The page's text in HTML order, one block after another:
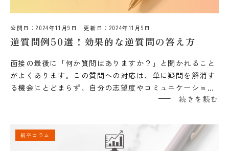
公開日：2024年11月9日 更新日： 2024年11月9日
逆質問例50選！効果的な逆質問の答え方
面接の最後に「何か質問はありますか？」と聞かれること
がよくあります。この質問への対応は、単に疑問を解消す
る機会にとどまらず、自分の志望度やコミュニケーショ…
続きを読む
新卒コラム